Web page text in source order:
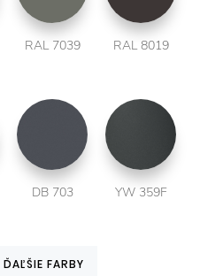
RAL 7039 RAL 8019
DB 703 YW 359F
ĎAĽŠIE FARBY